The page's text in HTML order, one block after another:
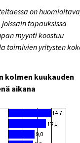
on
tapauksissa
myynti koostuu
toimivien yritysten
kolmen kuukauden
aikana